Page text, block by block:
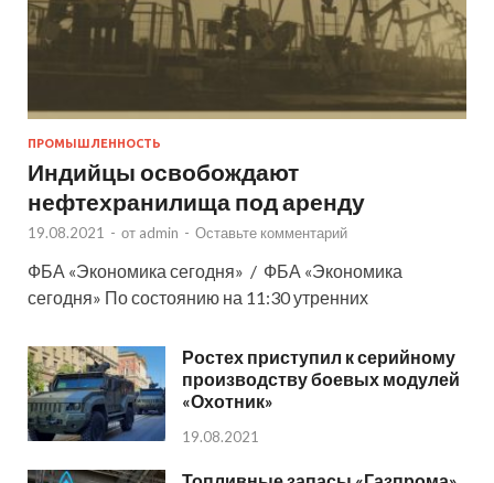
ПРОМЫШЛЕННОСТЬ
Индийцы освобождают
нефтехранилища под аренду
19.08.2021 - от admin - Оставьте комментарий
ФБА «Экономика сегодня» / ФБА «Экономика
сегодня» По состоянию на 11:30 утренних
Ростех приступил к серийному
производству боевых модулей
«Охотник»
19.08.2021